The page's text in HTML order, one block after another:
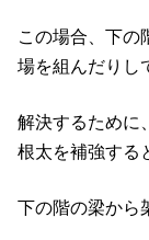
この場合、下の
場を組んだりし
解決するために
根太を補強する
下の階の梁から